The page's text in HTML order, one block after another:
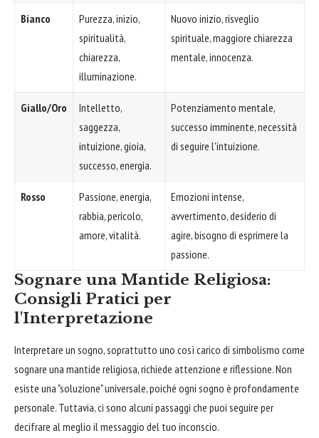
Bianco
Purezza, inizio,
spiritualità,
chiarezza,
illuminazione.
Nuovo inizio, risveglio
spirituale, maggiore chiarezza
mentale, innocenza.
Giallo/Oro
Intelletto,
saggezza,
intuizione, gioia,
successo, energia.
Potenziamento mentale,
successo imminente, necessità
di seguire l'intuizione.
Rosso
Passione, energia,
rabbia, pericolo,
amore, vitalità.
Emozioni intense,
avvertimento, desiderio di
agire, bisogno di esprimere la
passione.
Sognare una Mantide Religiosa:
Consigli Pratici per
l'Interpretazione
Interpretare un sogno, soprattutto uno così carico di simbolismo come
sognare una mantide religiosa, richiede attenzione e riflessione. Non
esiste una "soluzione" universale, poiché ogni sogno è profondamente
personale. Tuttavia, ci sono alcuni passaggi che puoi seguire per
decifrare al meglio il messaggio del tuo inconscio.